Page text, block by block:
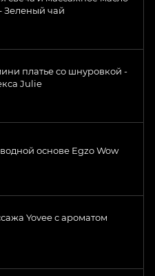
Зеленый чай
платье со шнуровкой -
Julie
основе Egzo Wow
Yovee с ароматом